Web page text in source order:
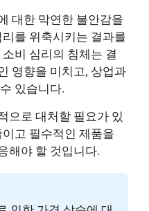
대한 막연한 불안감을
를 위축시키는 결과를
비 심리의 침체는 결
영향을 미치고, 상업과
있습니다.
으로 대처할 필요가 있
고 필수적인 제품을
해야 할 것입니다.